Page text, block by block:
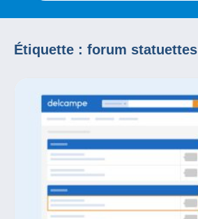
Étiquette : forum statuettes